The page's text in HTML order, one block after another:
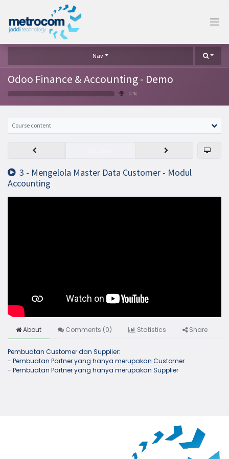
Nav
Odoo Finance & Accounting - Demo
0 %
Course content
3 - Mengelola Master Data Customer - Modul
Accounting
About Comments (0) Statistics Share
Pembuatan Customer dan Supplier:
- Pembuatan Partner yang hanya merupakan Customer
- Pembuatan Partner yang hanya merupakan Supplier